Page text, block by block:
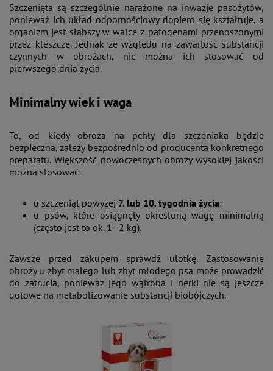
Szczenięta są szczególnie narażone na inwazje pasożytów,
ponieważ ich układ odpornościowy dopiero się kształtuje, a
organizm jest słabszy w walce z patogenami przenoszonymi
przez kleszcze. Jednak ze względu na zawartość substancji
czynnych w obrożach, nie można ich stosować od
pierwszego dnia życia.
Minimalny wiek i waga
To, od kiedy obroża na pchły dla szczeniaka będzie
bezpieczna, zależy bezpośrednio od producenta konkretnego
preparatu. Większość nowoczesnych obroży wysokiej jakości
można stosować:
u szczeniąt powyżej 7. lub 10. tygodnia życia;
u psów, które osiągnęły określoną wagę minimalną
(często jest to ok. 1–2 kg).
Zawsze przed zakupem sprawdź ulotkę. Zastosowanie
obroży u zbyt małego lub zbyt młodego psa może prowadzić
do zatrucia, ponieważ jego wątroba i nerki nie są jeszcze
gotowe na metabolizowanie substancji biobójczych.